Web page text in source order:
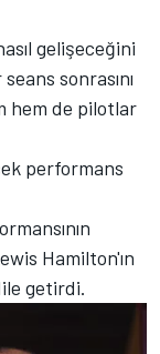
gelişeceğini
sonrasını
hem de pilotlar
performans
Hamilton'ın
getirdi.